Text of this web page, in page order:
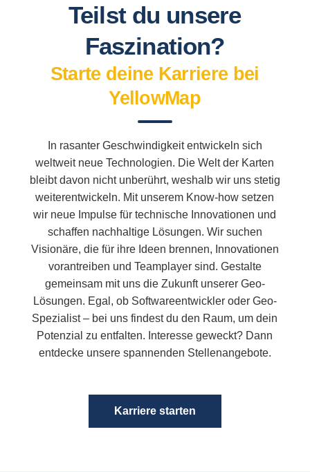
Teilst du unsere
Faszination?
Starte deine Karriere bei
YellowMap
In rasanter Geschwindigkeit entwickeln sich
weltweit neue Technologien. Die Welt der Karten
bleibt davon nicht unberührt, weshalb wir uns stetig
weiterentwickeln. Mit unserem Know-how setzen
wir neue Impulse für technische Innovationen und
schaffen nachhaltige Lösungen. Wir suchen
Visionäre, die für ihre Ideen brennen, Innovationen
vorantreiben und Teamplayer sind. Gestalte
gemeinsam mit uns die Zukunft unserer Geo-
Lösungen. Egal, ob Softwareentwickler oder Geo-
Spezialist – bei uns findest du den Raum, um dein
Potenzial zu entfalten. Interesse geweckt? Dann
entdecke unsere spannenden Stellenangebote.
Karriere starten